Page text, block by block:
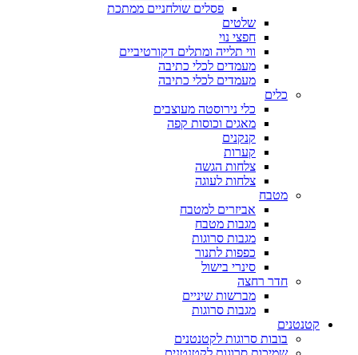
פסלים שולחניים ממתכת
שלטים
חפצי נוי
ווי תלייה ומתלים דקורטיביים
מעמדים לכלי כתיבה
מעמדים לכלי כתיבה
כלים
כלי נירוסטה מעוצבים
מאגים וכוסות קפה
קנקנים
קערות
צלחות הגשה
צלחות לעוגה
מטבח
אביזרים למטבח
מגבות מטבח
מגבות סרוגות
כפפות לתנור
סינרי בישול
חדר רחצה
מברשות שיניים
מגבות סרוגות
קטנטנים
בובות סרוגות לקטנטנים